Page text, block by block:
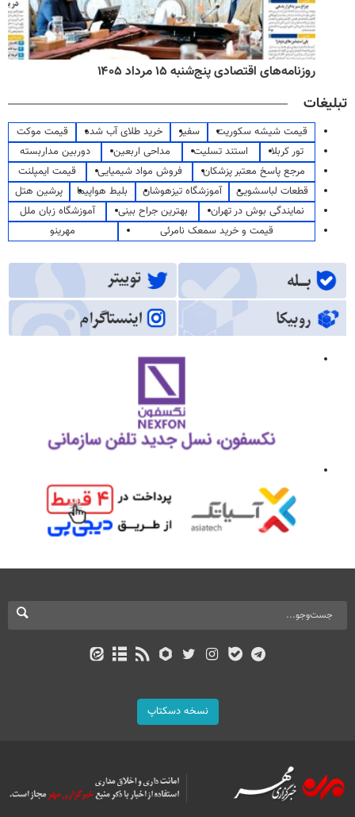
روزنامه‌های اقتصادی پنج‌شنبه ۱۵ مرداد ۱۴۰۵
تبلیغات
قیمت شیشه سکوریت سفیر خرید طلای آب شده
قیمت موکت
تور کربلا
استند تسلیت مداحی اربعین
دوربین مداربسته
مرجع پاسخ معتبر پزشکان
فروش مواد شیمیایی
قیمت ایمپلنت
قطعات لباسشویی
آموزشگاه تیزهوشان بلیط هواپیما
پرشین هتل
نمایندگی بوش در تهران
بهترین جراح بینی
آموزشگاه زبان ملل
قیمت و خرید سمعک نامرئی
مهرینو
نسخه دسکتاپ